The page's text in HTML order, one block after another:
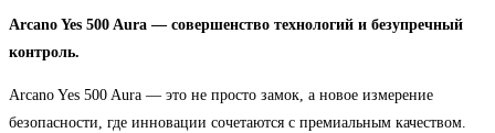
Arcano Yes 500 Aura — совершенство технологий и безупречный
контроль.
Arcano Yes 500 Aura — это не просто замок, а новое измерение
безопасности, где инновации сочетаются с премиальным качеством.